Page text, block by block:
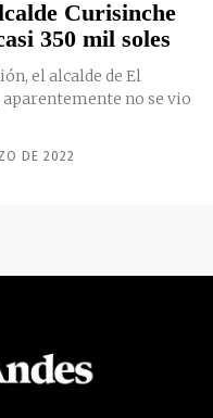
Curisinche
350 mil soles
el alcalde de El
no se vio
DE 2022